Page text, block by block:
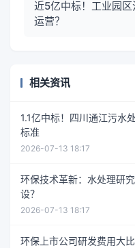
近5亿中标！工业园
运营？
相关资讯
1.1亿中标！四川通江污水
标准
2026-07-13 18:17
环保技术革新：水处理研
设？
2026-07-13 18:17
环保上市公司研发费用大